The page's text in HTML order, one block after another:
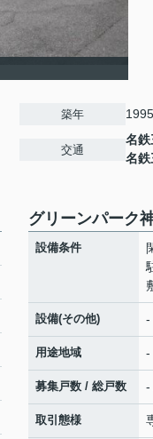
築年
交通
名鉄
名鉄
グリーンパーク
設備条件
設備(その他) -
用途地域 -
募集戸数 / 総戸数 -
取引態様